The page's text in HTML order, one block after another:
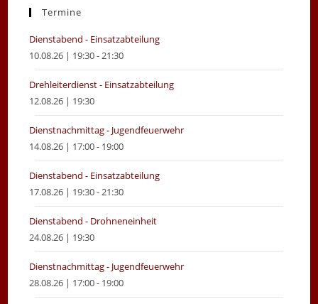
new
new
Termine
Dienstabend - Einsatzabteilung
10.08.26 | 19:30 - 21:30
Drehleiterdienst - Einsatzabteilung
12.08.26 | 19:30
Dienstnachmittag - Jugendfeuerwehr
14.08.26 | 17:00 - 19:00
Dienstabend - Einsatzabteilung
17.08.26 | 19:30 - 21:30
Dienstabend - Drohneneinheit
24.08.26 | 19:30
Dienstnachmittag - Jugendfeuerwehr
28.08.26 | 17:00 - 19:00